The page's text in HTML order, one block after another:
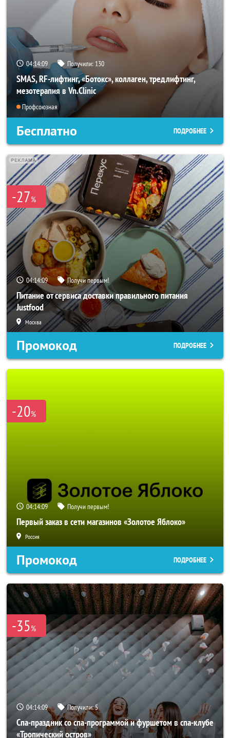
04:14:07 Получили: 130
SMAS, RF-лифтинг, «Ботокс», коллаген, тредлифтинг,
мезотерапия в Vn.Clinic
Профсоюзная
Бесплатно ПОДРОБНЕЕ
-27%
04:14:07 Получи первым!
Питание от сервиса доставки правильного питания
Justfood
Москва
Промокод ПОДРОБНЕЕ
-20%
04:14:07 Получи первым!
Первый заказ в сети магазинов «Золотое Яблоко»
Россия
Промокод ПОДРОБНЕЕ
-35%
04:14:07 Получили:5
Спа-праздник со спа-программой и фуршетом в спа-клубе
«Тропический остров»